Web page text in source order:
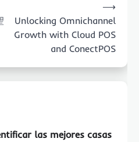
Unlocking Omnichannel
Growth with Cloud POS
and ConectPOS
⟶
las mejores casas